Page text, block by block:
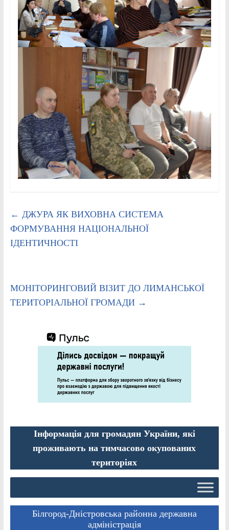
← ДЖУРА ЯК ВИХОВНА СИСТЕМА
ФОРМУВАННЯ НАЦІОНАЛЬНОЇ
ІДЕНТИЧНОСТІ
МОНІТОРИНГОВИЙ ВІЗИТ ДО ЛИМАНСЬКОЇ
ТЕРИТОРІАЛЬНОЇ ГРОМАДИ →
Інформація для громадян України, які
проживають на тимчасово окупованих
територіях
Білгород-Дністровська районна державна
адміністрація